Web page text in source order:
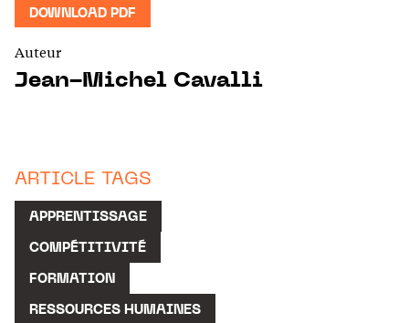
DOWNLOAD PDF
Auteur
Jean-Michel Cavalli
ARTICLE TAGS
APPRENTISSAGE
COMPÉTITIVITÉ
FORMATION
RESSOURCES HUMAINES